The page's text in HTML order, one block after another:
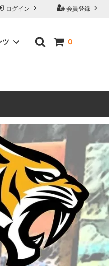
へ！ボードゲームもメジャーど
能！初心者向けのスターター
会員登録
ログイン
0
ドボウル[Blood
LIBRARY(ウォー
ブラリー)
ンバットゲー
以外のダイス
)
マー情景モデル）
ーユニット
販売
中
ツ